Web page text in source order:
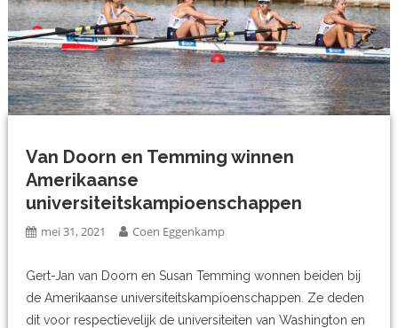
Van Doorn en Temming winnen
Amerikaanse
universiteitskampioenschappen
mei 31, 2021 Coen Eggenkamp
Gert-Jan van Doorn en Susan Temming wonnen beiden bij
de Amerikaanse universiteitskampioenschappen. Ze deden
dit voor respectievelijk de universiteiten van Washington en